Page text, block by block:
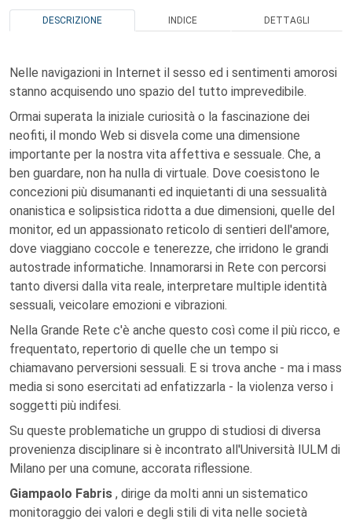
DESCRIZIONE INDICE DETTAGLI
Nelle navigazioni in Internet il sesso ed i sentimenti amorosi
stanno acquisendo uno spazio del tutto imprevedibile.
Ormai superata la iniziale curiosità o la fascinazione dei
neofiti, il mondo Web si disvela come una dimensione
importante per la nostra vita affettiva e sessuale. Che, a
ben guardare, non ha nulla di virtuale. Dove coesistono le
concezioni più disumananti ed inquietanti di una sessualità
onanistica e solipsistica ridotta a due dimensioni, quelle del
monitor, ed un appassionato reticolo di sentieri dell'amore,
dove viaggiano coccole e tenerezze, che irridono le grandi
autostrade informatiche. Innamorarsi in Rete con percorsi
tanto diversi dalla vita reale, interpretare multiple identità
sessuali, veicolare emozioni e vibrazioni.
Nella Grande Rete c'è anche questo così come il più ricco, e
frequentato, repertorio di quelle che un tempo si
chiamavano perversioni sessuali. E si trova anche - ma i mass
media si sono esercitati ad enfatizzarla - la violenza verso i
soggetti più indifesi.
Su queste problematiche un gruppo di studiosi di diversa
provenienza disciplinare si è incontrato all'Università IULM di
Milano per una comune, accorata riflessione.
Giampaolo Fabris , dirige da molti anni un sistematico
monitoraggio dei valori e degli stili di vita nelle società